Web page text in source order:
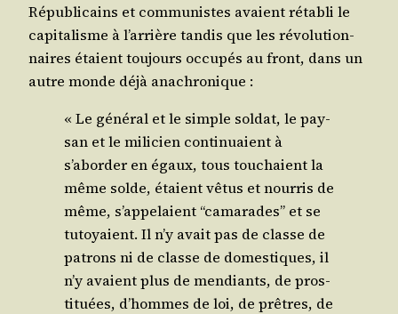
Répu­bli­cains et com­mu­nistes avaient réta­bli le
capi­ta­lisme à l’arrière tan­dis que les révo­lu­tion­
naires étaient tou­jours occu­pés au front, dans un
autre monde déjà anachronique :
« Le géné­ral et le simple sol­dat, le pay­
san et le mili­cien conti­nuaient à
s’aborder en égaux, tous tou­chaient la
même solde, étaient vêtus et nour­ris de
même, s’appelaient “cama­rades” et se
tutoyaient. Il n’y avait pas de classe de
patrons ni de classe de domes­tiques, il
n’y avaient plus de men­diants, de pros­
ti­tuées, d’hommes de loi, de prêtres, de